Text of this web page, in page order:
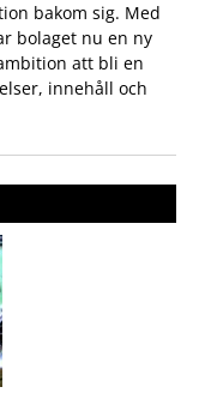
bakom sig. Med
bolaget nu en ny
att bli en
innehåll och